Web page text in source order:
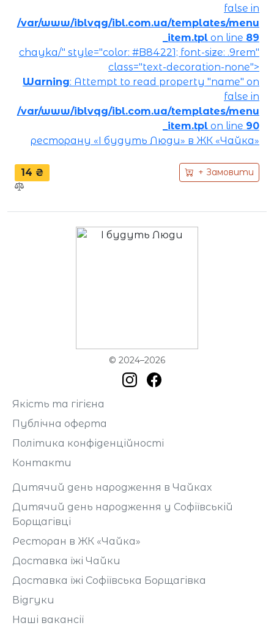
false in
/var/www/iblvqg/ibl.com.ua/templates/menu
_item.tpl on line 89
chayka/" style="color: #B84221; font-size: .9rem"
class="text-decoration-none">
Warning: Attempt to read property "name" on
false in
/var/www/iblvqg/ibl.com.ua/templates/menu
_item.tpl on line 90
ресторану «І будуть Люди» в ЖК «Чайка»
14 ₴ + Замовити
© 2024–2026
Якість та гігієна
Публічна оферта
Політика конфіденційності
Контакти
Дитячий день народження в Чайках
Дитячий день народження у Софіївській
Борщагівці
Ресторан в ЖК «Чайка»
Доставка їжі Чайки
Доставка їжі Софіївська Борщагівка
Відгуки
Наші вакансії